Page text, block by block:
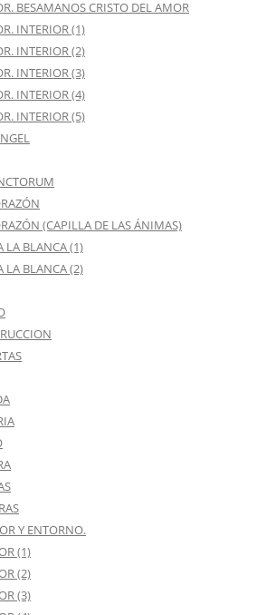
BESAMANOS CRISTO DEL AMOR
INTERIOR (1)
INTERIOR (2)
INTERIOR (3)
INTERIOR (4)
INTERIOR (5)
(CAPILLA DE LAS ÁNIMAS)
LA BLANCA (1)
LA BLANCA (2)
Y ENTORNO.
(1)
(2)
(3)